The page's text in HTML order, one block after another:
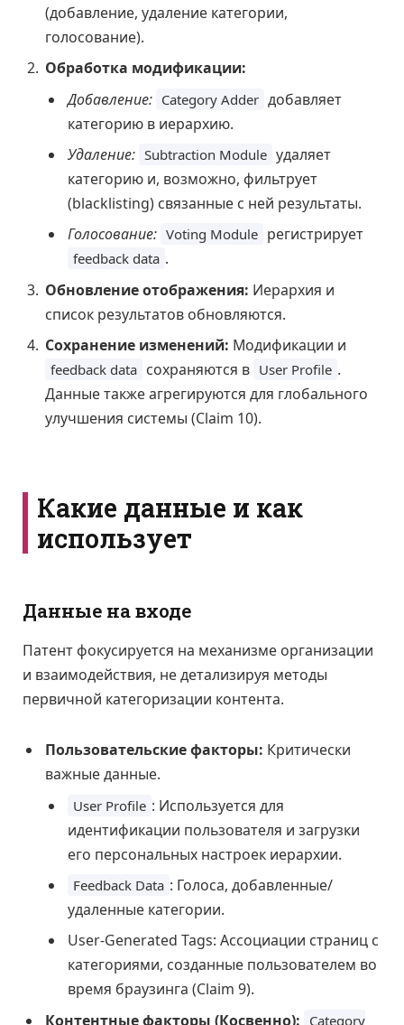
(добавление, удаление категории,
голосование).
Обработка модификации:
Добавление: Category Adder добавляет
категорию в иерархию.
Удаление: Subtraction Module удаляет
категорию и, возможно, фильтрует
(blacklisting) связанные с ней результаты.
Голосование: Voting Module регистрирует
feedback data .
Обновление отображения: Иерархия и
список результатов обновляются.
Сохранение изменений: Модификации и
feedback data сохраняются в User Profile .
Данные также агрегируются для глобального
улучшения системы (Claim 10).
Какие данные и как
использует
Данные на входе
Патент фокусируется на механизме организации
и взаимодействия, не детализируя методы
первичной категоризации контента.
Пользовательские факторы: Критически
важные данные.
User Profile : Используется для
идентификации пользователя и загрузки
его персональных настроек иерархии.
Feedback Data : Голоса, добавленные/
удаленные категории.
User-Generated Tags: Ассоциации страниц с
категориями, созданные пользователем во
время браузинга (Claim 9).
Контентные факторы (Косвенно): Category